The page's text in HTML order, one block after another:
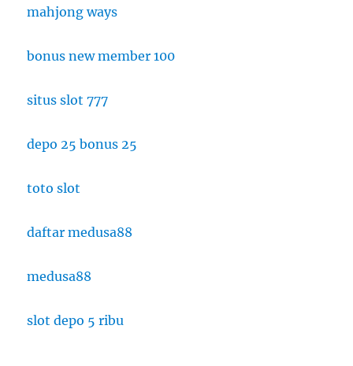
mahjong ways
bonus new member 100
situs slot 777
depo 25 bonus 25
toto slot
daftar medusa88
medusa88
slot depo 5 ribu